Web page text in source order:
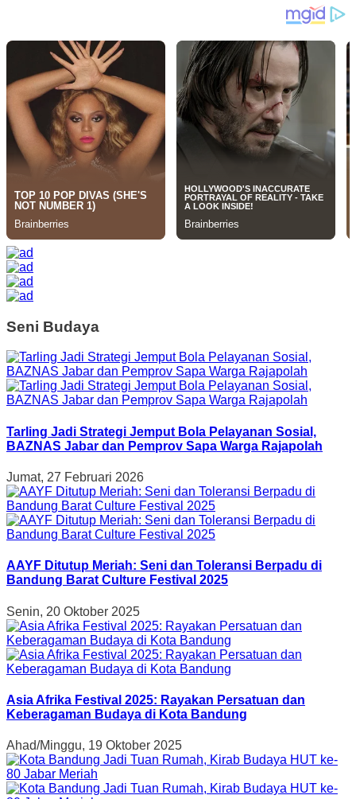
Seni Budaya
Tarling Jadi Strategi Jemput Bola Pelayanan Sosial,
BAZNAS Jabar dan Pemprov Sapa Warga Rajapolah
Jumat, 27 Februari 2026
AAYF Ditutup Meriah: Seni dan Toleransi Berpadu di
Bandung Barat Culture Festival 2025
Senin, 20 Oktober 2025
Asia Afrika Festival 2025: Rayakan Persatuan dan
Keberagaman Budaya di Kota Bandung
Ahad/Minggu, 19 Oktober 2025